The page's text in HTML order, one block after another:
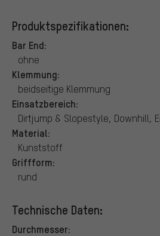
Produktspezifikationen:
Bar End:
ohne
Klemmung:
beidseitige Klemmung
Einsatzbereich:
Dirtjump & Slopestyle, Downhill,
Material:
Kunststoff
Griffform:
rund
Technische Daten:
Durchmesser: